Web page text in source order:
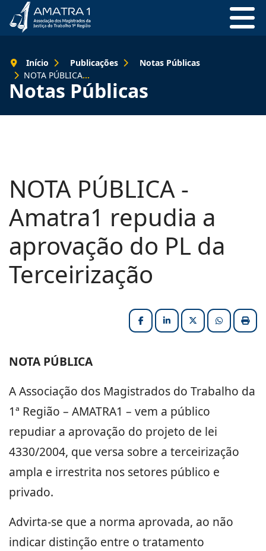
Notas Públicas
Início Publicações
Notas Públicas
NOTA PÚBLICA - Amatra1 repudia a aprovação do PL da Terceirização
NOTA PÚBLICA -
Amatra1 repudia a
aprovação do PL da
Terceirização
FacebookLinkedInX (formerly
NOTA PÚBLICA
A Associação dos Magistrados do Trabalho da
1ª Região – AMATRA1 – vem a público
repudiar a aprovação do projeto de lei
4330/2004, que versa sobre a terceirização
ampla e irrestrita nos setores público e
privado.
Advirta-se que a norma aprovada, ao não
indicar distinção entre o tratamento